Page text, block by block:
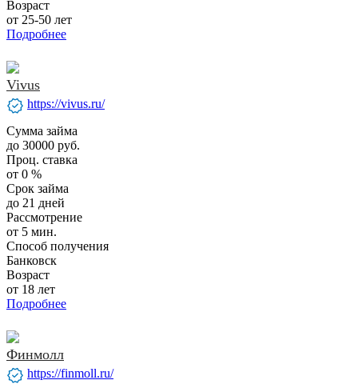
Возраст
от 25-50 лет
Подробнее
Vivus
verified https://vivus.ru/
Сумма займа
до 30000 руб.
Проц. ставка
от 0 %
Срок займа
до 21 дней
Рассмотрение
от 5 мин.
Способ получения
Банковск
Возраст
от 18 лет
Подробнее
Финмолл
verified https://finmoll.ru/